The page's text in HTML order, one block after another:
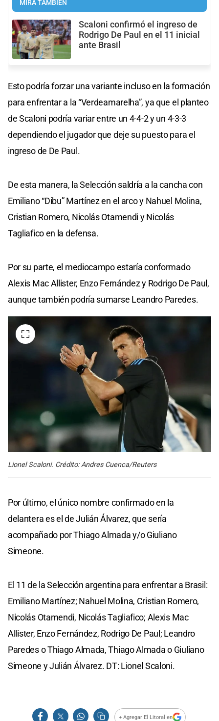
MIRÁ TAMBIÉN
Scaloni confirmó el ingreso de
Rodrigo De Paul en el 11 inicial
ante Brasil
Esto podría forzar una variante incluso en la formación
para enfrentar a la “Verdeamarelha”, ya que el planteo
de Scaloni podría variar entre un 4-4-2 y un 4-3-3
dependiendo el jugador que deje su puesto para el
ingreso de De Paul.
De esta manera, la Selección saldría a la cancha con
Emiliano “Dibu” Martínez en el arco y Nahuel Molina,
Cristian Romero, Nicolás Otamendi y Nicolás
Tagliafico en la defensa.
Por su parte, el mediocampo estaría conformado
Alexis Mac Allister, Enzo Fernández y Rodrigo De Paul,
aunque también podría sumarse Leandro Paredes.
Lionel Scaloni. Crédito: Andres Cuenca/Reuters
Por último, el único nombre confirmado en la
delantera es el de Julián Álvarez, que sería
acompañado por Thiago Almada y/o Giuliano
Simeone.
El 11 de la Selección argentina para enfrentar a Brasil:
Emiliano Martínez; Nahuel Molina, Cristian Romero,
Nicolás Otamendi, Nicolás Tagliafico; Alexis Mac
Allister, Enzo Fernández, Rodrigo De Paul; Leandro
Paredes o Thiago Almada, Thiago Almada o Giuliano
Simeone y Julián Álvarez. DT: Lionel Scaloni.
+ Agregar El Litoral en